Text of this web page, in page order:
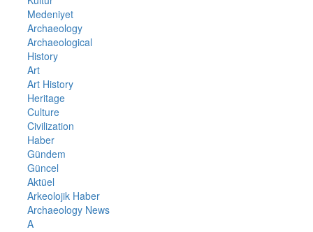
Medeniyet
Archaeology
Archaeological
History
Art
Art History
Heritage
Culture
Civilization
Haber
Gündem
Güncel
Aktüel
Arkeolojik Haber
Archaeology News
A